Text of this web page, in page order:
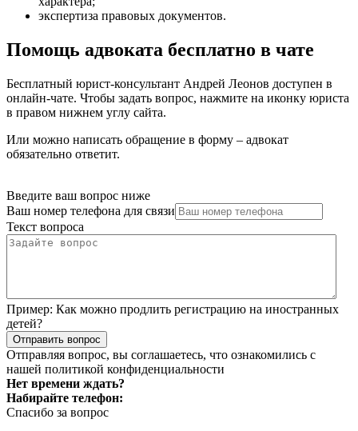
экспертиза правовых документов.
Помощь адвоката бесплатно в чате
Бесплатный юрист-консультант Андрей Леонов доступен в
онлайн-чате. Чтобы задать вопрос, нажмите на иконку юриста
в правом нижнем углу сайта.
Или можно написать обращение в форму – адвокат
обязательно ответит.
Введите ваш вопрос ниже
Ваш номер телефона для связи
Текст вопроса
Пример: Как можно продлить регистрацию на иностранных
детей?
Отправить вопрос
Отправляя вопрос, вы соглашаетесь, что ознакомились с
нашей политикой конфиденциальности
Нет времени ждать?
Набирайте телефон:
Спасибо за вопрос